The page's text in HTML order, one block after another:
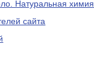
Натуральная
сайта